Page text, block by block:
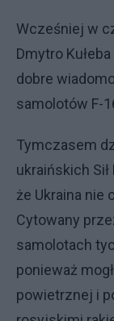
Wcześniej w
Dmytro
dobre
samolotów F-
Tymczasem
ukraińskich
że Ukraina nie
Cytowany
samolotach
ponieważ
powietrznej i